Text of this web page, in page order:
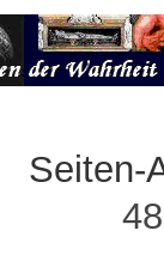
Seiten-